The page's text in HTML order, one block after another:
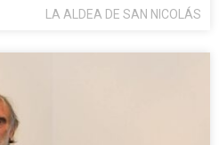
LA ALDEA DE SAN NICOLÁS